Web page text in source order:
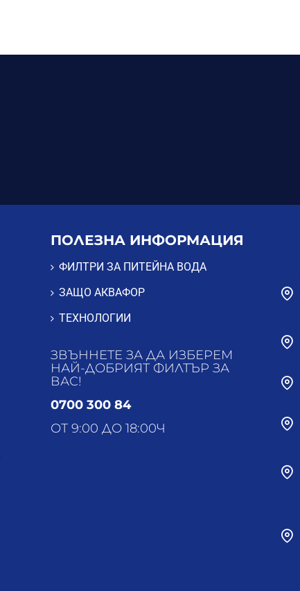
ПОЛЕЗНА ИНФОРМАЦИЯ
ФИЛТРИ ЗА ПИТЕЙНА ВОДА
ЗАЩО АКВАФОР
ТЕХНОЛОГИИ
ЗВЪННЕТЕ ЗА ДА ИЗБЕРЕМ
НАЙ-ДОБРИЯТ ФИЛТЪР ЗА
ВАС!
0700 300 84
ОТ 9:00 ДО 18:00Ч